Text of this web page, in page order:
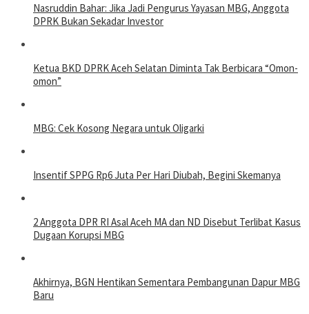
Nasruddin Bahar: Jika Jadi Pengurus Yayasan MBG, Anggota
DPRK Bukan Sekadar Investor
Ketua BKD DPRK Aceh Selatan Diminta Tak Berbicara “Omon-
omon”
MBG: Cek Kosong Negara untuk Oligarki
Insentif SPPG Rp6 Juta Per Hari Diubah, Begini Skemanya
2 Anggota DPR RI Asal Aceh MA dan ND Disebut Terlibat Kasus
Dugaan Korupsi MBG
Akhirnya, BGN Hentikan Sementara Pembangunan Dapur MBG
Baru